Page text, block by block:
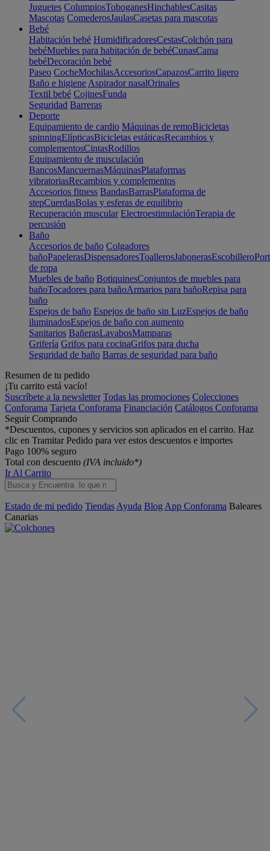
Juguetes ColumpiosToboganesHinchablesCasitas
Mascotas ComederosJaulasCasetas para mascotas
Bebé
Habitación bebé HumidificadoresCestasColchón para
bebéMuebles para habitación de bebéCunasCama
bebéDecoración bebé
Paseo CocheMochilasAccesoriosCapazosCarrito ligero
Baño e higiene Aspirador nasalOrinales
Textil bebé CojinesFunda
Seguridad Barreras
Deporte
Equipamiento de cardio Máquinas de remoBicicletas
spinningElípticasBicicletas estáticasRecambios y
complementosCintasRodillos
Equipamiento de musculación
BancosMancuernasMáquinasPlataformas
vibratoriasRecambios y complementos
Accesorios fitness BandasBarrasPlataforma de
stepCuerdasBolas y esferas de equilibrio
Recuperación muscular ElectroestimulaciónTerapia de
percusión
Baño
Accesorios de baño Colgadores
bañoPapelerasDispensadoresToallerosJabonerasEscobillero
de ropa
Muebles de baño BotiquinesConjuntos de muebles para
bañoTocadores para bañoArmarios para bañoRepisa para
baño
Espejos de baño Espejos de baño sin LuzEspejos de baño
iluminadosEspejos de baño con aumento
Sanitarios BañerasLavabosMamparas
Grifería Grifos para cocinaGrifos para ducha
Seguridad de baño Barras de seguridad para baño
Resumen de tu pedido
¡Tu carrito está vacío!
Suscríbete a la newsletter Todas las promociones Colecciones
Conforama Tarjeta Conforama Financiación Catálogos Conforama
Seguir Comprando
*Descuentos, cupones y servicios son aplicados en el carrito. Haz
clic en Tramitar Pedido para ver estos descuentos e importes
Pago 100% seguro
Total con descuento (IVA incluido*)
Ir Al Carrito
Estado de mi pedido Tiendas Ayuda Blog App Conforama Baleares
Canarias